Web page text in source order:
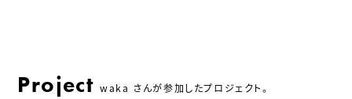
Project waka さんが参加したプロジェクト。